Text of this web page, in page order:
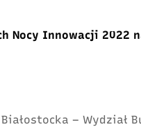
Nocy Innowacji 2022
– Wydział